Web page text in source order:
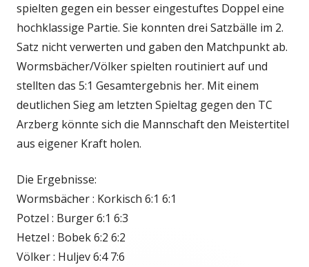
spielten gegen ein besser eingestuftes Doppel eine
hochklassige Partie. Sie konnten drei Satzbälle im 2.
Satz nicht verwerten und gaben den Matchpunkt ab.
Wormsbächer/Völker spielten routiniert auf und
stellten das 5:1 Gesamtergebnis her. Mit einem
deutlichen Sieg am letzten Spieltag gegen den TC
Arzberg könnte sich die Mannschaft den Meistertitel
aus eigener Kraft holen.
Die Ergebnisse:
Wormsbächer : Korkisch 6:1 6:1
Potzel : Burger 6:1 6:3
Hetzel : Bobek 6:2 6:2
Völker : Huljev 6:4 7:6